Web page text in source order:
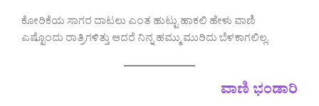
ಕೋರಿಕೆಯ ಸಾಗರ ದಾಟಲು ಎಂತ ಹುಟ್ಟು ಹಾಕಲಿ ಹೇಳು ವಾಣಿ
ಎಷ್ಟೊಂದು ರಾತ್ರಿಗಳಿತ್ತು ಆದರೆ ನಿನ್ನ ಹಮ್ಮು ಮುರಿದು ಬೆಳಕಾಗಲಿಲ್ಲ.
ವಾಣಿ ಭಂಡಾರಿ